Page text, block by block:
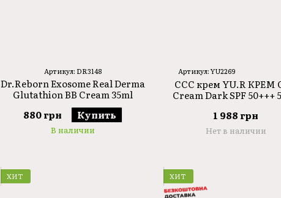
Артикул: DR3148
Dr.Reborn Exosome Real Derma
Glutathion BB Cream 35ml
880 грн
Купить
В наличии
Артикул: YU2269
ССС крем YU.R КРЕМ
Cream Dark SPF 50+++
1 988 грн
Нет в наличии
ХИТ ХИТ